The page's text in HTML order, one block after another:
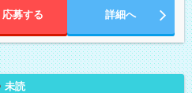
応募する 詳細へ
未読